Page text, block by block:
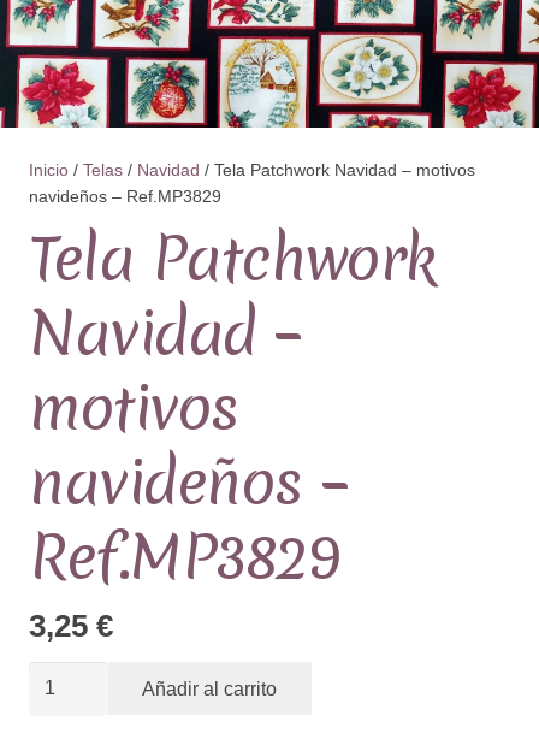
Inicio / Telas / Navidad / Tela Patchwork Navidad – motivos
navideños – Ref.MP3829
Tela Patchwork
Navidad –
motivos
navideños –
Ref.MP3829
3,25 €
Tela
Añadir al carrito